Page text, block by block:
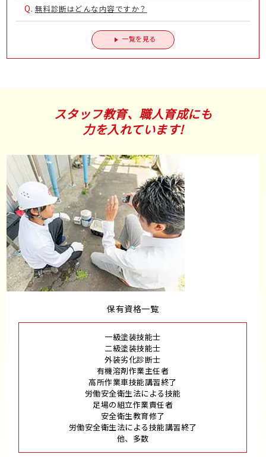
Q. 無料診断はどんな内容ですか？
一覧を見る
スタッフ教育、職人育成にも
力を入れています!
保有資格一覧
一級塗装技能士
二級塗装技能士
外装劣化診断士
有機溶剤作業主任者
高所作業車技能講習終了
労働安全衛生法による技能
足場の組立作業責任者
安全衛生教育修了
労働安全衛生法による技能講習終了
他、多数